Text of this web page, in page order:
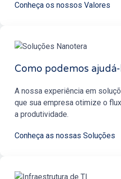
Conheça os nossos Valores
Como podemos
A nossa experiência em
que sua empresa otimize o
a produtividade.
Conheça as nossas Soluções